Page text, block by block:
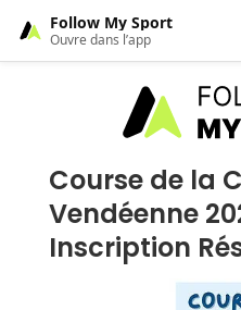
Course de la
Vendéenne
Inscription
Follow My Sport
Ouvre dans l’app